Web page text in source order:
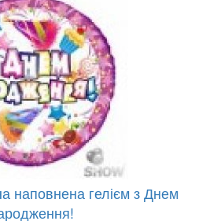
наповнена гелієм з Днем